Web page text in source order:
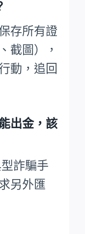
存所有證
截圖），
動，追回
出金，該
詐騙手
另外匯